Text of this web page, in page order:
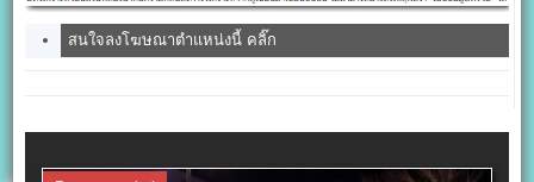
สนใจลงโฆษณาตำแหน่งนี้ คลิ๊ก